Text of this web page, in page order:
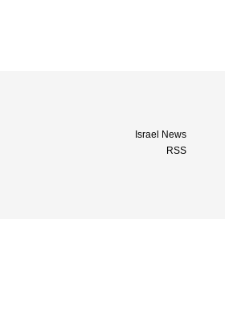
Israel News
RSS